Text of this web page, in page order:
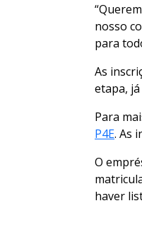
nosso
para
As
etapa,
Para
P4E. As
O
haver